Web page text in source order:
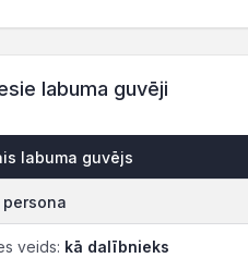
labuma guvēji
labuma guvējs
persona
veids: kā dalībnieks